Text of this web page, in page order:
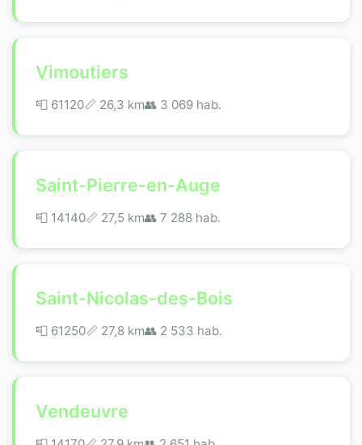
Vimoutiers
📮 61120📏 26,3 km👥 3 069 hab.
Saint-Pierre-en-Auge
📮 14140📏 27,5 km👥 7 288 hab.
Saint-Nicolas-des-Bois
📮 61250📏 27,8 km👥 2 533 hab.
Vendeuvre